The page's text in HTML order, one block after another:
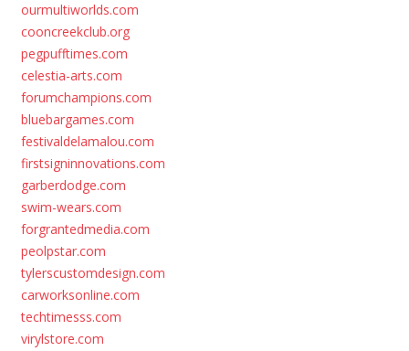
ourmultiworlds.com
cooncreekclub.org
pegpufftimes.com
celestia-arts.com
forumchampions.com
bluebargames.com
festivaldelamalou.com
firstsigninnovations.com
garberdodge.com
swim-wears.com
forgrantedmedia.com
peolpstar.com
tylerscustomdesign.com
carworksonline.com
techtimesss.com
virylstore.com